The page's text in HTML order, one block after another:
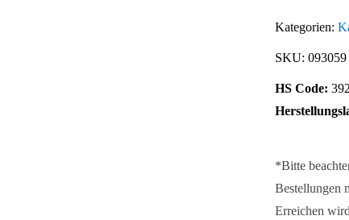
Kategorien:
SKU: 093059
HS Code:
*Bitte
Bestellungen
Erreichen